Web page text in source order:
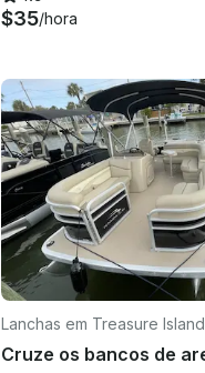
$35/hora
Lanchas em Treasure Island